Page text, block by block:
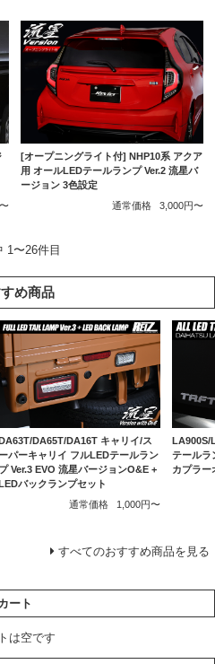
[オープニングライト付] NHP10系 アクア
用 オールLEDテールランプ Ver.2 流星バ
ージョン 3色設定
通常価格
3,000円〜
1〜26件目
め商品
DA65T/DA16T キャリイ/ス
ーパーキャリイ フルLEDテールラン
プ Ver.3 EVO 流星バージョンO&E +
バックランプセット
通常価格
1,000円〜
LA900S/
テールラ
カプラー
すべてのおすすめ商品を見る
ート
は空です